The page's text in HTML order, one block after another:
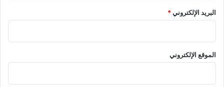
البريد الإلكتروني*
الموقع الإلكتروني